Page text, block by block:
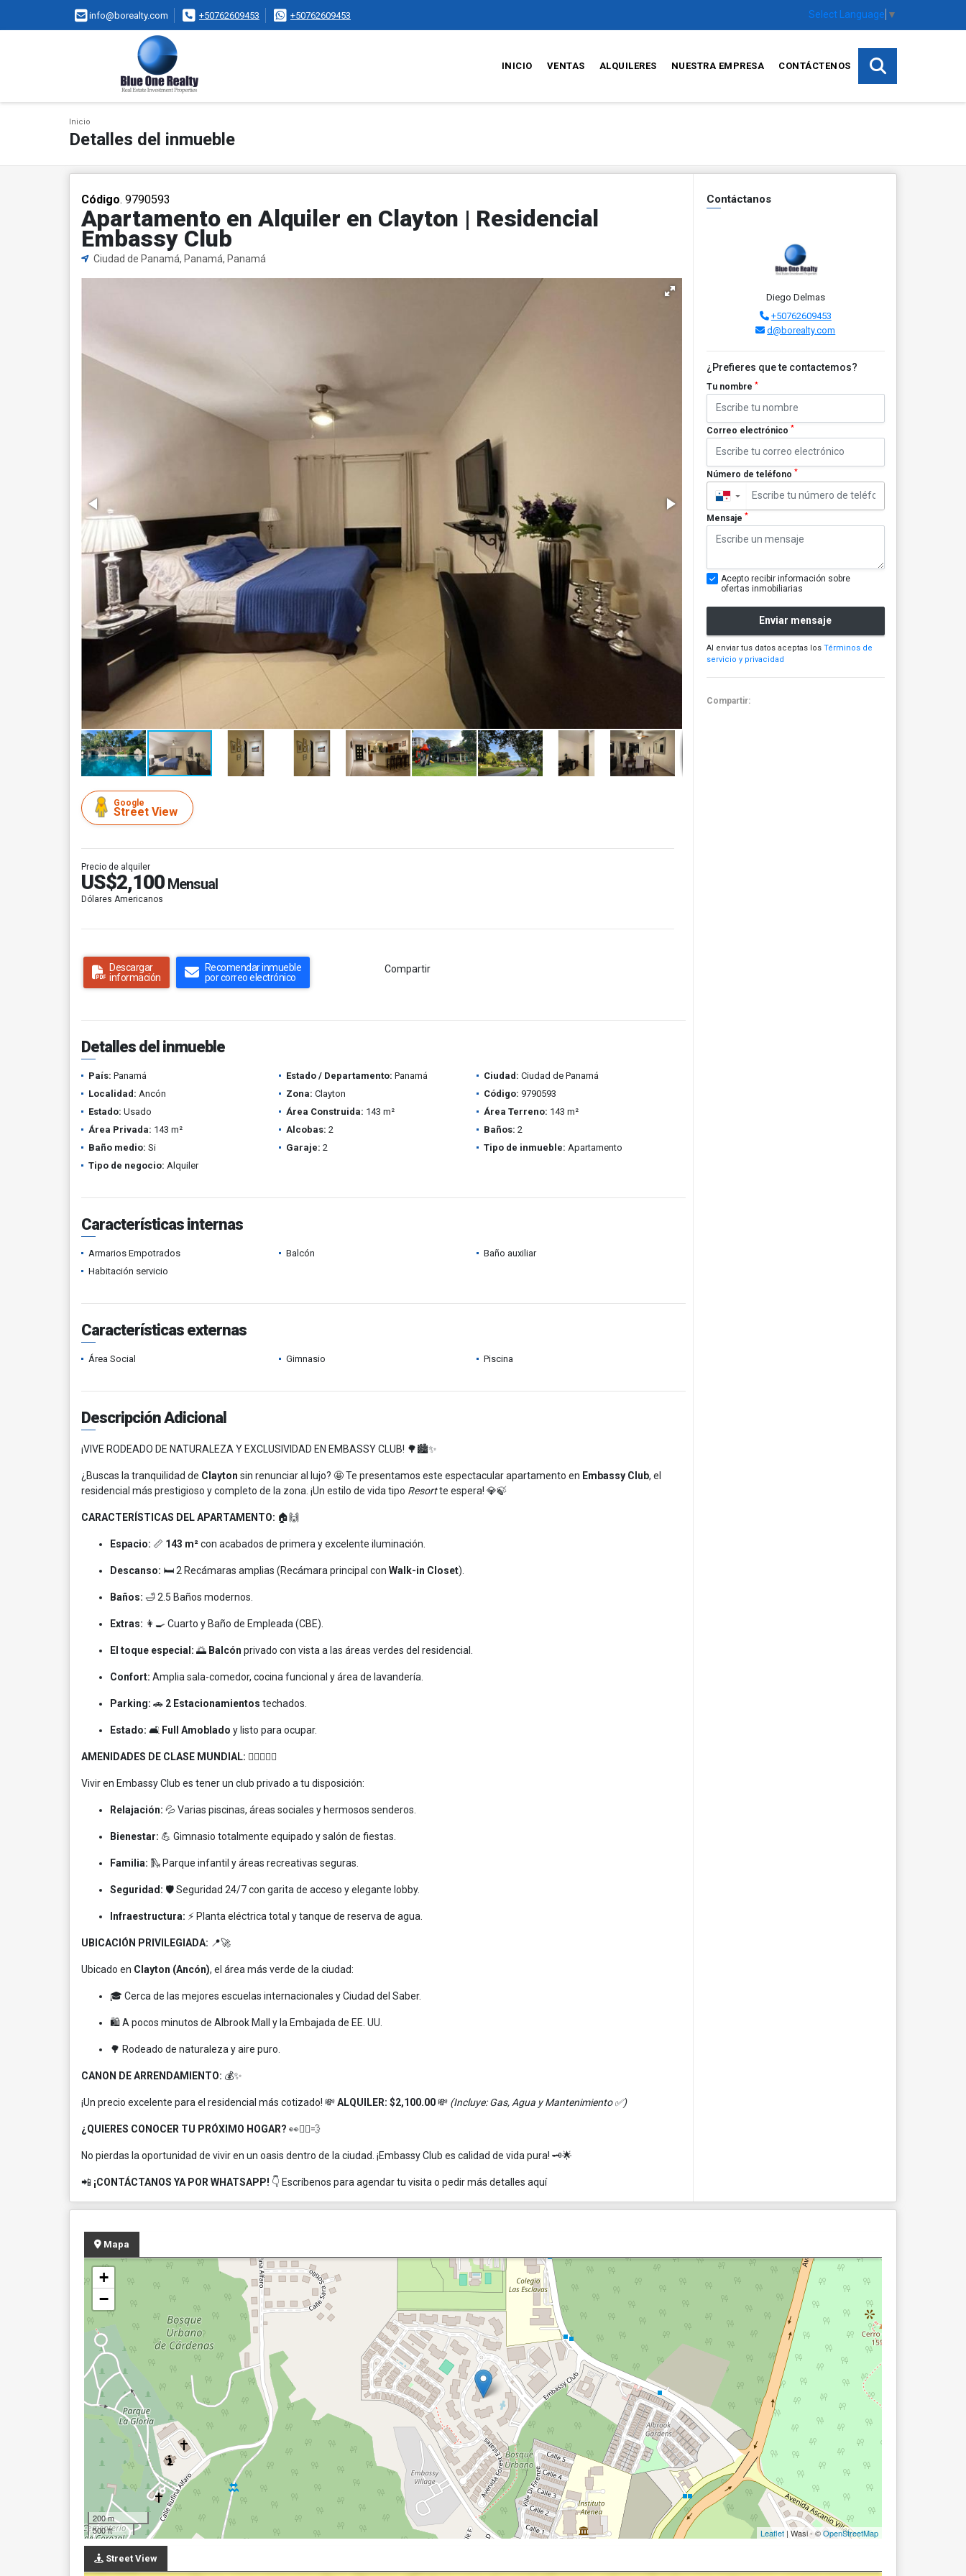
info@borealty.com +50762609453 +50762609453 Select Language ▼
INICIO VENTAS ALQUILERES NUESTRA EMPRESA CONTÁCTENOS
Inicio
Detalles del inmueble
Código. 9790593
Apartamento en Alquiler en Clayton | Residencial
Embassy Club
Ciudad de Panamá, Panamá, Panamá
Google
Street View
Precio de alquiler
US$2,100 Mensual
Dólares Americanos
Descargar
información
Recomendar inmueble
por correo electrónico
Compartir
Detalles del inmueble
País: Panamá Estado / Departamento: Panamá Ciudad: Ciudad de Panamá
Localidad: Ancón Zona: Clayton Código: 9790593
Estado: Usado Área Construida: 143 m² Área Terreno: 143 m²
Área Privada: 143 m² Alcobas: 2 Baños: 2
Baño medio: Si Garaje: 2 Tipo de inmueble: Apartamento
Tipo de negocio: Alquiler
Características internas
Armarios Empotrados Balcón
Baño auxiliar
Habitación servicio
Características externas
Área Social Gimnasio Piscina
Descripción Adicional
¡VIVE RODEADO DE NATURALEZA Y EXCLUSIVIDAD EN EMBASSY CLUB! 🌳🏙️✨
¿Buscas la tranquilidad de Clayton sin renunciar al lujo? 🤩 Te presentamos este espectacular apartamento en Embassy Club, el
residencial más prestigioso y completo de la zona. ¡Un estilo de vida tipo Resortte espera! 💎🍃
CARACTERÍSTICAS DEL APARTAMENTO: 🏠🙌
Espacio: 📏 143 m²con acabados de primera y excelente iluminación.
Descanso: 🛏️ 2 Recámaras amplias (Recámara principal con Walk-in Closet).
Baños: 🛁 2.5 Baños modernos.
Extras: 👩‍🍳 Cuarto y Baño de Empleada (CBE).
El toque especial: 🌅 Balcón privado con vista a las áreas verdes del residencial.
Confort: Amplia sala-comedor, cocina funcional y área de lavandería.
Parking: 🚗 2 Estacionamientos techados.
Estado: 🛋️ Full Amoblado y listo para ocupar.
AMENIDADES DE CLASE MUNDIAL: 🏊‍♂️🏋️‍♀️🎾
Vivir en Embassy Club es tener un club privado a tu disposición:
Relajación: 💦 Varias piscinas, áreas sociales y hermosos senderos.
Bienestar: 💪 Gimnasio totalmente equipado y salón de fiestas.
Familia: 🛝 Parque infantil y áreas recreativas seguras.
Seguridad: 🛡️ Seguridad 24/7 con garita de acceso y elegante lobby.
Infraestructura: ⚡ Planta eléctrica total y tanque de reserva de agua.
UBICACIÓN PRIVILEGIADA: 📍🚀
Ubicado en Clayton (Ancón), el área más verde de la ciudad:
🎓 Cerca de las mejores escuelas internacionales y Ciudad del Saber.
🛍️ A pocos minutos de Albrook Mall y la Embajada de EE. UU.
🌳 Rodeado de naturaleza y aire puro.
CANON DE ARRENDAMIENTO: 💰✨
¡Un precio excelente para el residencial más cotizado! 💸ALQUILER: $2,100.00💸 (Incluye: Gas, Agua y Mantenimiento ✅)
¿QUIERES CONOCER TU PRÓXIMO HOGAR? 👀🏃‍♂️💨
No pierdas la oportunidad de vivir en un oasis dentro de la ciudad. ¡Embassy Club es calidad de vida pura! 🗝️🌟
📲 ¡CONTÁCTANOS YA POR WHATSAPP! 👇 Escríbenos para agendar tu visita o pedir más detalles aquí
Contáctanos
Diego Delmas
+50762609453
d@borealty.com
¿Prefieres que te contactemos?
Tu nombre *
Correo electrónico *
Número de teléfono *
▼
Mensaje *
Acepto recibir información sobre
ofertas inmobiliarias
Enviar mensaje
Al enviar tus datos aceptas los Términos de
servicio y privacidad
Compartir:
Mapa
+
−
200 m
500 ft
Leaflet | Wasi - ©OpenStreetMap
Street View